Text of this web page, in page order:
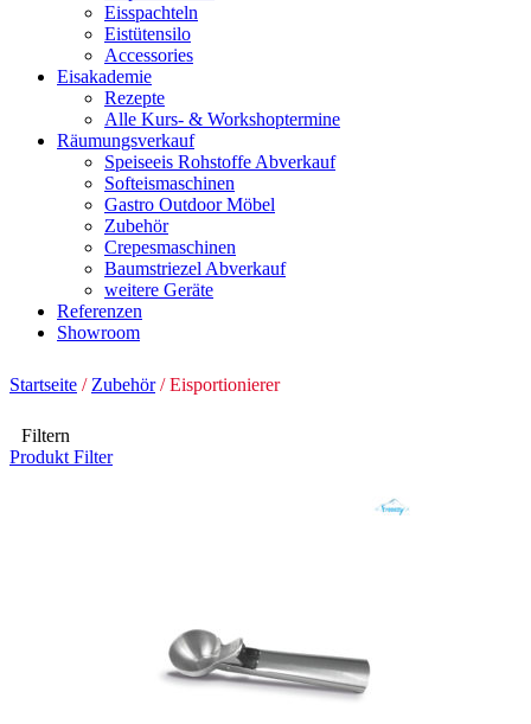
Eisspachteln
Eistütensilo
Accessories
Eisakademie
Rezepte
Alle Kurs- & Workshoptermine
Räumungsverkauf
Speiseeis Rohstoffe Abverkauf
Softeismaschinen
Gastro Outdoor Möbel
Zubehör
Crepesmaschinen
Baumstriezel Abverkauf
weitere Geräte
Referenzen
Showroom
Startseite / Zubehör/ Eisportionierer
Filtern
Produkt Filter